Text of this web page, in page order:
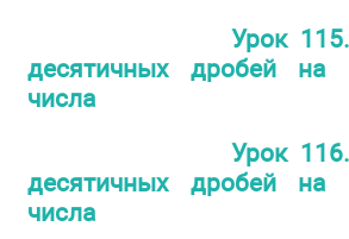
Урок
десятичных дробей на
числа
Урок
десятичных дробей на
числа